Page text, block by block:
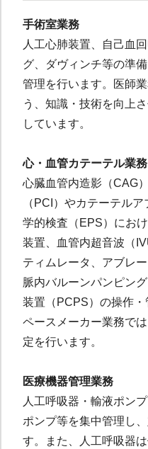
手術室業務
人工心肺装置、自己血
グ、ダヴィンチ等の準
管理を行います。医師
う、知識・技術を向上
しています。
心・血管カテーテル業務
心臓血管内造影（CAG
（PCI）やカテーテル
学的検査（EPS）にお
装置、血管内超音波（
ティムレータ、アブレ
脈内バルーンパンピン
装置（PCPS）の操作・
ペースメーカー業務で
定を行います。
医療機器管理業務
人工呼吸器・輸液ポン
ポンプ等を集中管理し
す。また、人工呼吸器